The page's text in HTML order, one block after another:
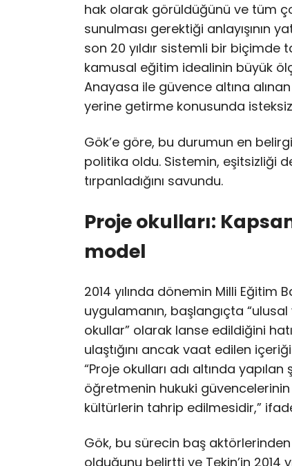
hak olarak görüldüğünü ve tüm
sunulması gerektiği anlayışının
son 20 yıldır sistemli bir biçimde
kamusal eğitim idealinin büyük
Anayasa ile güvence altına
yerine getirme konusunda isteksiz
Gök’e göre, bu durumun en
politika oldu. Sistemin, eşitsizliği
tırpanladığını savundu.
Proje okulları:
model
2014 yılında dönemin Milli Eğitim
uygulamanın, başlangıçta
okullar” olarak lanse edildiğini
ulaştığını ancak vaat edilen
“Proje okulları adı altında
öğretmenin hukuki
kültürlerin tahrip edilmesidir,”
Gök, bu sürecin baş
olduğunu belirtti ve Tekin’in 2014